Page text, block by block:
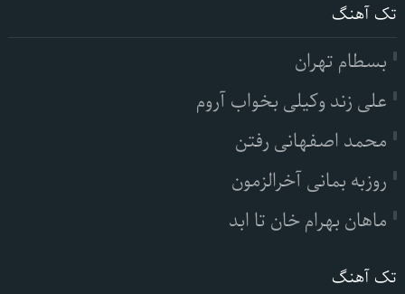
تک آهنگ
بسطام تهران
علی زند وکیلی بخواب آروم
محمد اصفهانی رفتن
روزبه بمانی آخرالزمون
ماهان بهرام خان تا ابد
تک آهنگ